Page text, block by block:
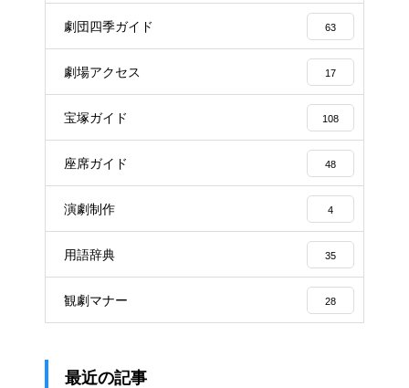
劇団四季ガイド 63
劇場アクセス 17
宝塚ガイド 108
座席ガイド 48
演劇制作 4
用語辞典 35
観劇マナー 28
最近の記事